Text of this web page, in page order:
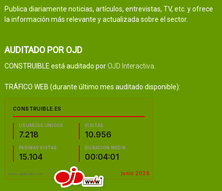
Publica diariamente noticias, artículos, entrevistas, TV, etc. y ofrece
la información más relevante y actualizada sobre el sector.
AUDITADO POR OJD
CONSTRUIBLE está auditado por OJD Interactiva
TRÁFICO WEB (durante último mes auditado disponible):